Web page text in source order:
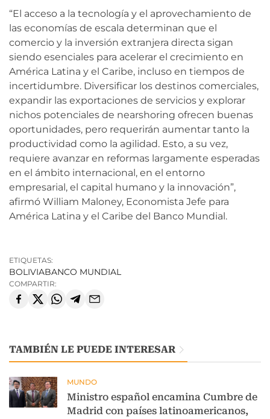
“El acceso a la tecnología y el aprovechamiento de
las economías de escala determinan que el
comercio y la inversión extranjera directa sigan
siendo esenciales para acelerar el crecimiento en
América Latina y el Caribe, incluso en tiempos de
incertidumbre. Diversificar los destinos comerciales,
expandir las exportaciones de servicios y explorar
nichos potenciales de nearshoring ofrecen buenas
oportunidades, pero requerirán aumentar tanto la
productividad como la agilidad. Esto, a su vez,
requiere avanzar en reformas largamente esperadas
en el ámbito internacional, en el entorno
empresarial, el capital humano y la innovación”,
afirmó William Maloney, Economista Jefe para
América Latina y el Caribe del Banco Mundial.
ETIQUETAS:
BOLIVIABANCO MUNDIAL
COMPARTIR:
TAMBIÉN LE PUEDE INTERESAR